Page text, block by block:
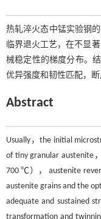
热轧淬火态中锰实验钢
临界退火工艺，在不显
械稳定性的梯度分布。
优异强度和韧性匹配，断
Abstract
Usually，the initial
of tiny granular austenite
700 ℃）， austenite
austenite grains and the
adequate and sustained
transformation and